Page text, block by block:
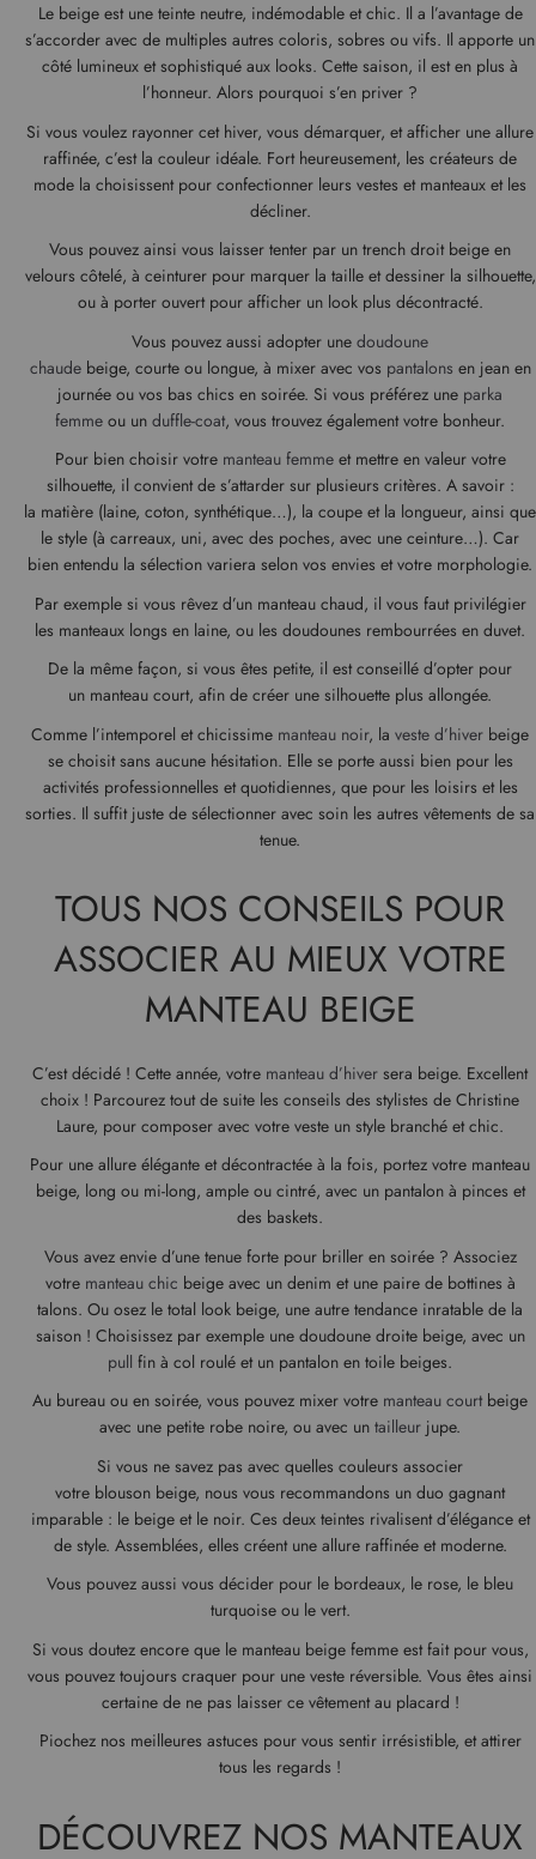
Le beige est une teinte neutre, indémodable et chic. Il a l’avantage de
s’accorder avec de multiples autres coloris, sobres ou vifs. Il apporte un
côté lumineux et sophistiqué aux looks. Cette saison, il est en plus à
l’honneur. Alors pourquoi s’en priver ?
Si vous voulez rayonner cet hiver, vous démarquer, et afficher une allure
raffinée, c’est la couleur idéale. Fort heureusement, les créateurs de
mode la choisissent pour confectionner leurs vestes et manteaux et les
décliner.
Vous pouvez ainsi vous laisser tenter par un trench droit beige en
velours côtelé, à ceinturer pour marquer la taille et dessiner la silhouette,
ou à porter ouvert pour afficher un look plus décontracté.
Vous pouvez aussi adopter une doudoune
chaudebeige, courte ou longue, à mixer avec vos pantalons en jean en
journée ou vos bas chics en soirée. Si vous préférez une parka
femme ou un duffle-coat, vous trouvez également votre bonheur.
Pour bien choisir votre manteau femmeet mettre en valeur votre
silhouette, il convient de s’attarder sur plusieurs critères. A savoir :
la matière (laine, coton, synthétique…), la coupe et la longueur, ainsi que
le style (à carreaux, uni, avec des poches, avec une ceinture…). Car
bien entendu la sélection variera selon vos envies et votre morphologie.
Par exemple si vous rêvez d’un manteau chaud, il vous faut privilégier
les manteaux longs en laine, ou les doudounes rembourrées en duvet.
De la même façon, si vous êtes petite, il est conseillé d’opter pour
un manteau court, afin de créer une silhouette plus allongée.
Comme l’intemporel et chicissime manteau noir, la veste d’hiver beige
se choisit sans aucune hésitation. Elle se porte aussi bien pour les
activités professionnelles et quotidiennes, que pour les loisirs et les
sorties. Il suffit juste de sélectionner avec soin les autres vêtements de sa
tenue.
TOUS NOS CONSEILS POUR
ASSOCIER AU MIEUX VOTRE
MANTEAU BEIGE
C’est décidé ! Cette année, votre manteau d’hiver sera beige. Excellent
choix ! Parcourez tout de suite les conseils des stylistes de Christine
Laure, pour composer avec votre veste un style branché et chic.
Pour une allure élégante et décontractée à la fois, portez votre manteau
beige, long ou mi-long, ample ou cintré, avec un pantalon à pinces et
des baskets.
Vous avez envie d’une tenue forte pour briller en soirée ? Associez
votre manteau chic beige avec un denim et une paire de bottines à
talons. Ou osez le total look beige, une autre tendance inratable de la
saison ! Choisissez par exemple une doudoune droite beige, avec un
pull fin à col roulé et un pantalon en toile beiges.
Au bureau ou en soirée, vous pouvez mixer votre manteau court beige
avec une petite robe noire, ou avec un tailleur jupe.
Si vous ne savez pas avec quelles couleurs associer
votre blouson beige, nous vous recommandons un duo gagnant
imparable : le beige et le noir. Ces deux teintes rivalisent d’élégance et
de style. Assemblées, elles créent une allure raffinée et moderne.
Vous pouvez aussi vous décider pour le bordeaux, le rose, le bleu
turquoise ou le vert.
Si vous doutez encore que le manteau beige femme est fait pour vous,
vous pouvez toujours craquer pour une veste réversible. Vous êtes ainsi
certaine de ne pas laisser ce vêtement au placard !
Piochez nos meilleures astuces pour vous sentir irrésistible, et attirer
tous les regards !
DÉCOUVREZ NOS MANTEAUX